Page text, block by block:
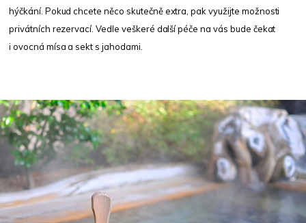
hýčkání. Pokud chcete něco skutečně extra, pak využijte možnosti
privátních rezervací. Vedle veškeré další péče na vás bude čekat
i ovocná mísa a sekt s jahodami.